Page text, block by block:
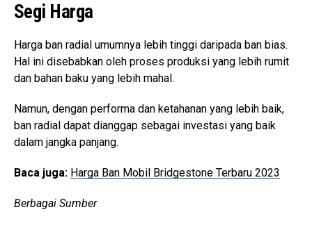
Segi Harga
Harga ban radial umumnya lebih tinggi daripada ban bias.
Hal ini disebabkan oleh proses produksi yang lebih rumit
dan bahan baku yang lebih mahal.
Namun, dengan performa dan ketahanan yang lebih baik,
ban radial dapat dianggap sebagai investasi yang baik
dalam jangka panjang.
Baca juga: Harga Ban Mobil Bridgestone Terbaru 2023
Berbagai Sumber